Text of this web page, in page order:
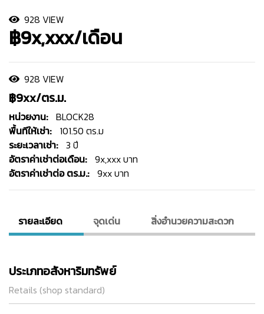
928 VIEW
฿9x,xxx/เดือน
928 VIEW
฿9xx/ตร.ม.
หน่วยงาน: BLOCK28
พื้นทีให้เช่า:
101.50 ตร.ม
ระยะเวลาเช่า: 3 ปี
อัตราค่าเช่าต่อเดือน: 9x,xxx บาท
อัตราค่าเช่าต่อ ตร.ม.: 9xx บาท
รายละเอียด จุดเด่น สิ่งอํานวยความสะดวก
ประเภทอสังหาริมทรัพย์
Retails (shop standard)